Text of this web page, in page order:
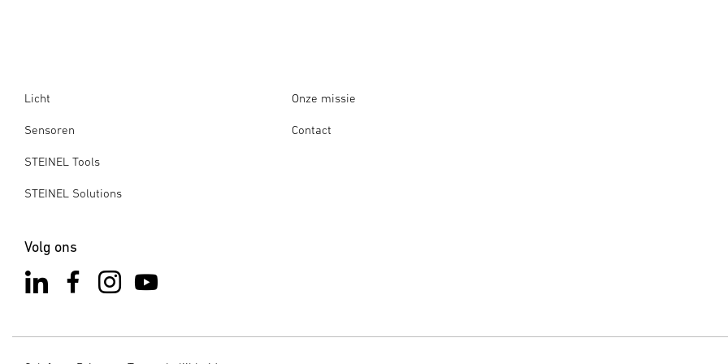
Licht
Sensoren
STEINEL Tools
STEINEL Solutions
Onze missie
Contact
Volg ons